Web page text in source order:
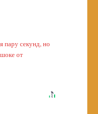
пару секунд, но
от